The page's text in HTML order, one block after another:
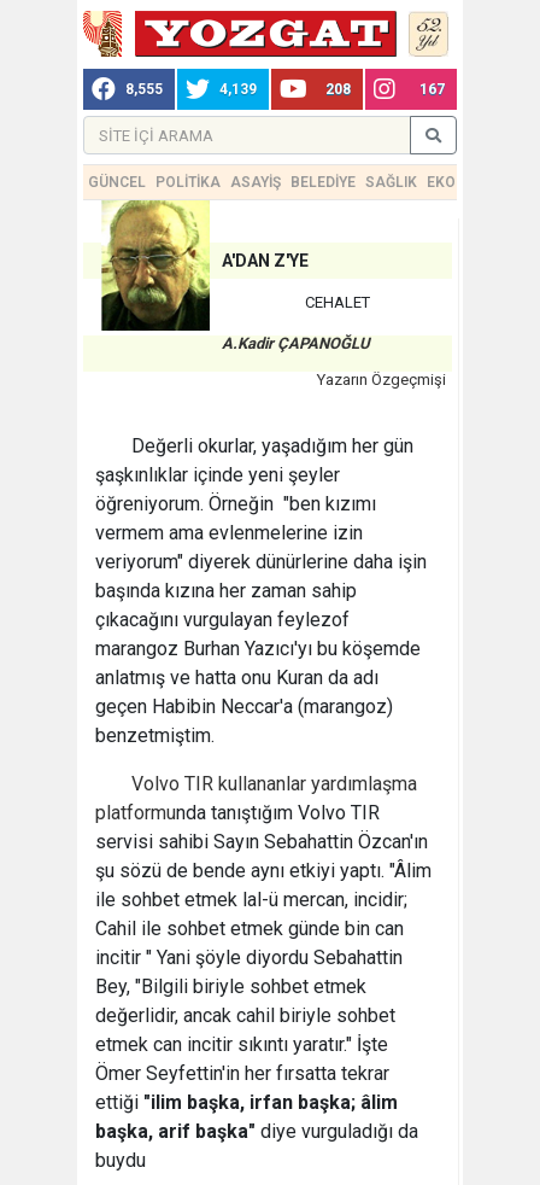
8,555 4,139 208 167
GÜNCEL POLİTİKA ASAYİŞ BELEDİYE SAĞLIK EKONOMİ
A'DAN Z'YE
CEHALET
A.Kadir ÇAPANOĞLU
Yazarın Özgeçmişi
Değerli okurlar, yaşadığım her gün
şaşkınlıklar içinde yeni şeyler
öğreniyorum. Örneğin "ben kızımı
vermem ama evlenmelerine izin
veriyorum" diyerek dünürlerine daha işin
başında kızına her zaman sahip
çıkacağını vurgulayan feylezof
marangoz Burhan Yazıcı'yı bu köşemde
anlatmış ve hatta onu Kuran da adı
geçen Habibin Neccar'a (marangoz)
benzetmiştim.
Volvo TIR kullananlar yardımlaşma
platformunda tanıştığım Volvo TIR
servisi sahibi Sayın Sebahattin Özcan'ın
şu sözü de bende aynı etkiyi yaptı. "Âlim
ile sohbet etmek lal-ü mercan, incidir;
Cahil ile sohbet etmek günde bin can
incitir " Yani şöyle diyordu Sebahattin
Bey, "Bilgili biriyle sohbet etmek
değerlidir, ancak cahil biriyle sohbet
etmek can incitir sıkıntı yaratır." İşte
Ömer Seyfettin'in her fırsatta tekrar
ettiği "ilim başka, irfan başka; âlim
başka, arif başka" diye vurguladığı da
buydu